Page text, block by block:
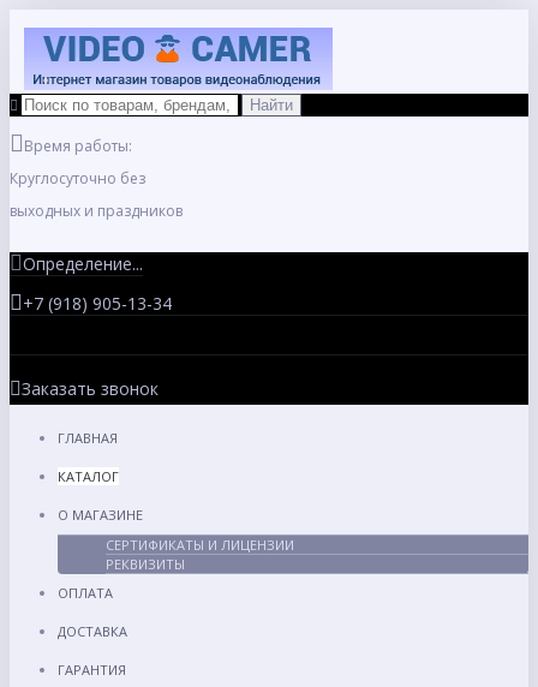
Время работы:
Круглосуточно без
выходных и праздников
Определение...
+7 (918) 905-13-34
Заказать звонок
ГЛАВНАЯ
КАТАЛОГ
О МАГАЗИНЕ
СЕРТИФИКАТЫ И ЛИЦЕНЗИИ
РЕКВИЗИТЫ
ОПЛАТА
ДОСТАВКА
ГАРАНТИЯ